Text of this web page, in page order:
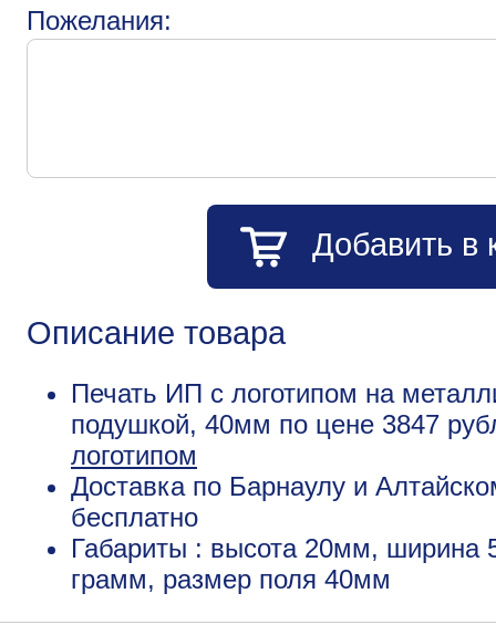
Пожелания:
Добавить в
Описание товара
Печать ИП с логотипом на
подушкой, 40мм по цене 3847
логотипом
Доставка по Барнаулу и
бесплатно
Габариты : высота 20мм, ширина
грамм, размер поля 40мм